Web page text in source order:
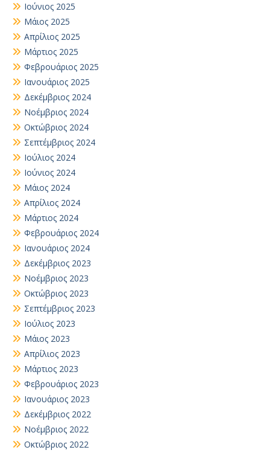
Ιούνιος 2025
Μάιος 2025
Απρίλιος 2025
Μάρτιος 2025
Φεβρουάριος 2025
Ιανουάριος 2025
Δεκέμβριος 2024
Νοέμβριος 2024
Οκτώβριος 2024
Σεπτέμβριος 2024
Ιούλιος 2024
Ιούνιος 2024
Μάιος 2024
Απρίλιος 2024
Μάρτιος 2024
Φεβρουάριος 2024
Ιανουάριος 2024
Δεκέμβριος 2023
Νοέμβριος 2023
Οκτώβριος 2023
Σεπτέμβριος 2023
Ιούλιος 2023
Μάιος 2023
Απρίλιος 2023
Μάρτιος 2023
Φεβρουάριος 2023
Ιανουάριος 2023
Δεκέμβριος 2022
Νοέμβριος 2022
Οκτώβριος 2022